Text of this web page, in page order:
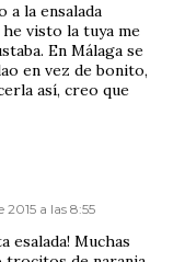
a la ensalada
visto la tuya me
En Málaga se
en vez de bonito,
así, creo que
2015 a las 8:55
esalada! Muchas